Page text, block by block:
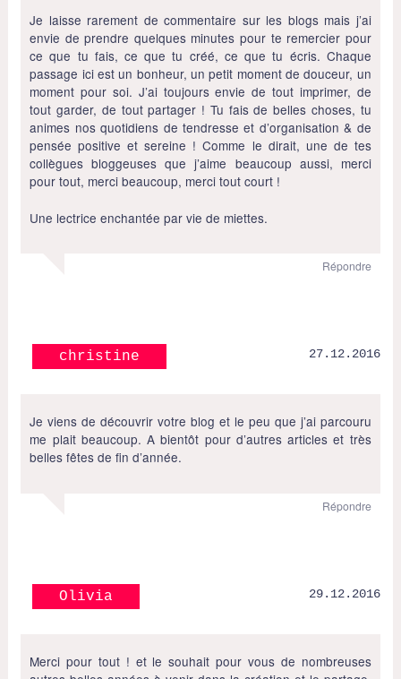
Je laisse rarement de commentaire sur les blogs mais j’ai
envie de prendre quelques minutes pour te remercier pour
ce que tu fais, ce que tu créé, ce que tu écris. Chaque
passage ici est un bonheur, un petit moment de douceur, un
moment pour soi. J’ai toujours envie de tout imprimer, de
tout garder, de tout partager ! Tu fais de belles choses, tu
animes nos quotidiens de tendresse et d’organisation & de
pensée positive et sereine ! Comme le dirait, une de tes
collègues bloggeuses que j’aime beaucoup aussi, merci
pour tout, merci beaucoup, merci tout court !
Une lectrice enchantée par vie de miettes.
Répondre
christine 27.12.2016
Je viens de découvrir votre blog et le peu que j’ai parcouru
me plait beaucoup. A bientôt pour d’autres articles et très
belles fêtes de fin d’année.
Répondre
Olivia 29.12.2016
Merci pour tout ! et le souhait pour vous de nombreuses